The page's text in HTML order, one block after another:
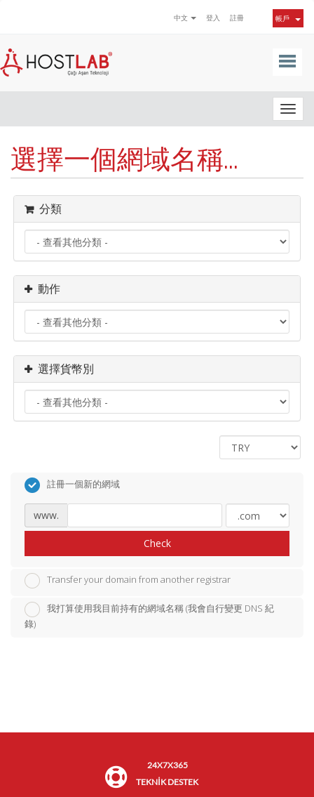
中文 登入 註冊 帳戶
選擇一個網域名稱...
分類
動作
選擇貨幣別
註冊一個新的網域
www.
Check
Transfer your domain from another registrar
我打算使用我目前持有的網域名稱 (我會自行變更 DNS 紀
錄)
24X7X365
TEKNİK DESTEK